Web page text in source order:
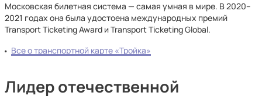
Московская билетная система — самая умная в мире. В 2020–
2021 годах она была удостоена международных премий
Transport Ticketing Award и Transport Ticketing Global.
Все о транспортной карте «Тройка»
Лидер отечественной